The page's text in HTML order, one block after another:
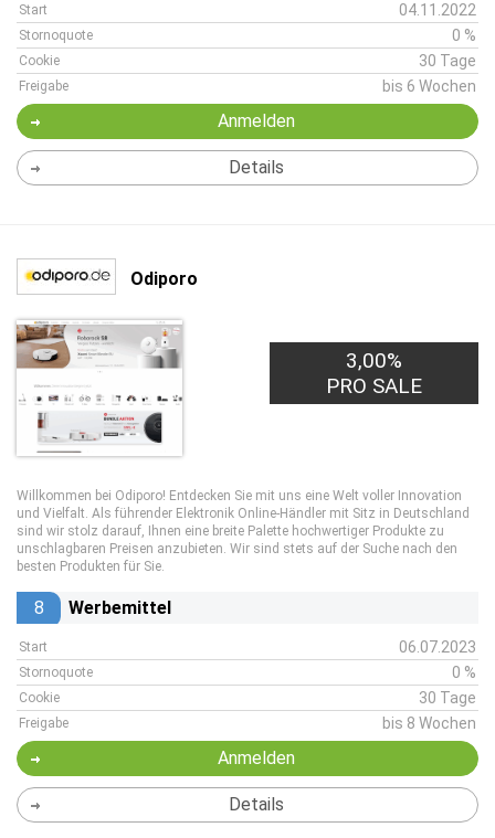
Start 04.11.2022
Stornoquote 0 %
Cookie 30 Tage
Freigabe bis 6 Wochen
Anmelden
Details
Odiporo
3,00%
PRO SALE
Willkommen bei Odiporo! Entdecken Sie mit uns eine Welt voller Innovation
und Vielfalt. Als führender Elektronik Online-Händler mit Sitz in Deutschland
sind wir stolz darauf, Ihnen eine breite Palette hochwertiger Produkte zu
unschlagbaren Preisen anzubieten. Wir sind stets auf der Suche nach den
besten Produkten für Sie.
8 Werbemittel
Start 06.07.2023
Stornoquote 0 %
Cookie 30 Tage
Freigabe bis 8 Wochen
Anmelden
Details